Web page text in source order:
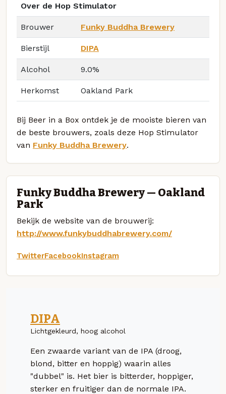
Over de Hop Stimulator
Brouwer Funky Buddha Brewery
Bierstijl DIPA
Alcohol 9.0%
Herkomst Oakland Park
Bij Beer in a Box ontdek je de mooiste bieren van
de beste brouwers, zoals deze Hop Stimulator
van Funky Buddha Brewery.
Funky Buddha Brewery — Oakland
Park
Bekijk de website van de brouwerij:
http://www.funkybuddhabrewery.com/
TwitterFacebookInstagram
DIPA
Lichtgekleurd, hoog alcohol
Een zwaarde variant van de IPA (droog,
blond, bitter en hoppig) waarin alles
"dubbel" is. Het bier is bitterder, hoppiger,
sterker en fruitiger dan de normale IPA.